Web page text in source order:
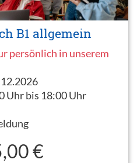
B1 allgemein
persönlich in unserem
Uhr bis 18:00 Uhr
€